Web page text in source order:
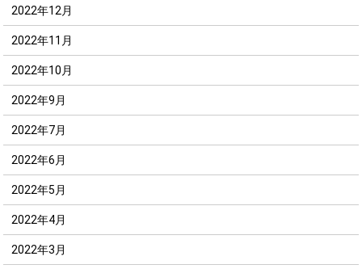
2022年12月
2022年11月
2022年10月
2022年9月
2022年7月
2022年6月
2022年5月
2022年4月
2022年3月